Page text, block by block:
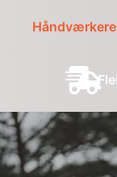
Håndværkere